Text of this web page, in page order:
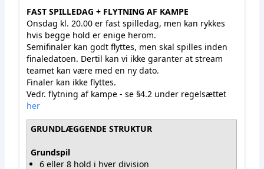
FAST SPILLEDAG + FLYTNING AF KAMPE
Onsdag kl. 20.00 er fast spilledag, men kan rykkes
hvis begge hold er enige herom.
Semifinaler kan godt flyttes, men skal spilles inden
finaledatoen. Dertil kan vi ikke garanter at stream
teamet kan være med en ny dato.
Finaler kan ikke flyttes.
Vedr. flytning af kampe - se §4.2 under regelsættet
her
GRUNDLÆGGENDE STRUKTUR
Grundspil
6 eller 8 hold i hver division